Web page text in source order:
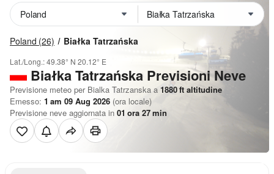
Poland (26) Białka Tatrzańska
Lat./Long.:49.38° N 20.12° E
Białka Tatrzańska Previsioni Neve
Previsione meteo per Bialka Tatrzanska a 1880ft altitudine
Emesso: 1 am 09 Aug 2026 (ora locale)
Previsione neve aggiornata in 01 ora 27min